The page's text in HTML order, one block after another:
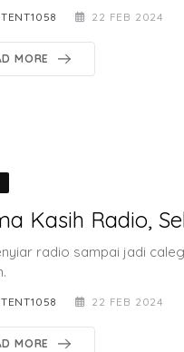
22 FEB 2024
MORE
Kasih Radio,
radio sampai jadi
22 FEB 2024
MORE